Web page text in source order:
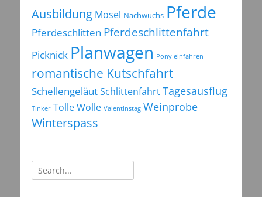
Ausbildung Mosel Nachwuchs Pferde
Pferdeschlitten Pferdeschlittenfahrt
Picknick Planwagen Pony einfahren
romantische Kutschfahrt
SchellengeläutSchlittenfahrtTagesausflug
Tinker Tolle Wolle Valentinstag Weinprobe
Winterspass
Suchen
nach: